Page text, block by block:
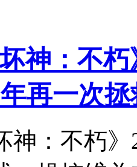
坏神：不
再一次
神：不朽